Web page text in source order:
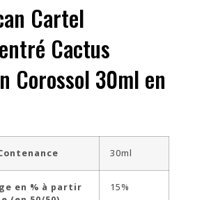
Cartel
Cactus
Corossol 30ml en
30ml
en % à partir
15%